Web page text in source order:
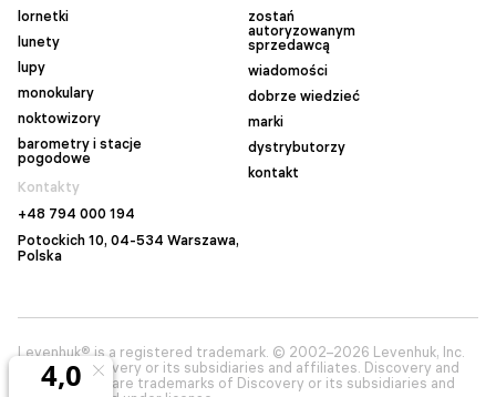
lornetki
lunety
lupy
monokulary
noktowizory
barometry i stacje
pogodowe
zostań
autoryzowanym
sprzedawcą
wiadomości
dobrze wiedzieć
marki
dystrybutorzy
kontakt
Kontakty
+48 794 000 194
Potockich 10, 04-534 Warszawa,
Polska
Levenhuk® is a registered trademark. © 2002–2026 Levenhuk, Inc.
© 2026 Discovery or its subsidiaries and affiliates. Discovery and
related logos are trademarks of Discovery or its subsidiaries and